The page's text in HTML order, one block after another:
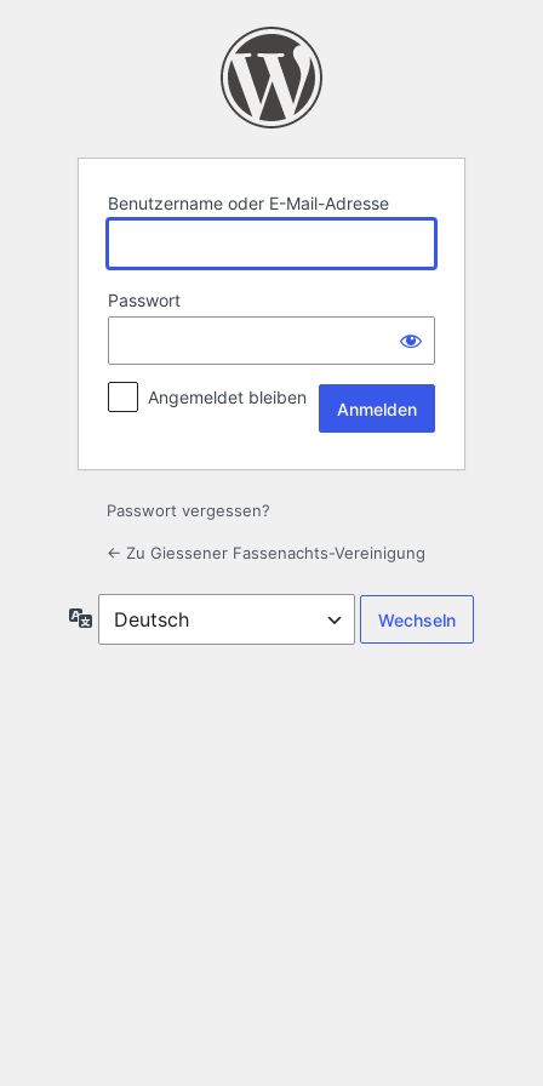
Benutzername oder E-Mail-Adresse
Passwort
Angemeldet bleiben
Passwort vergessen?
← Zu Giessener Fassenachts-Vereinigung
Sprache